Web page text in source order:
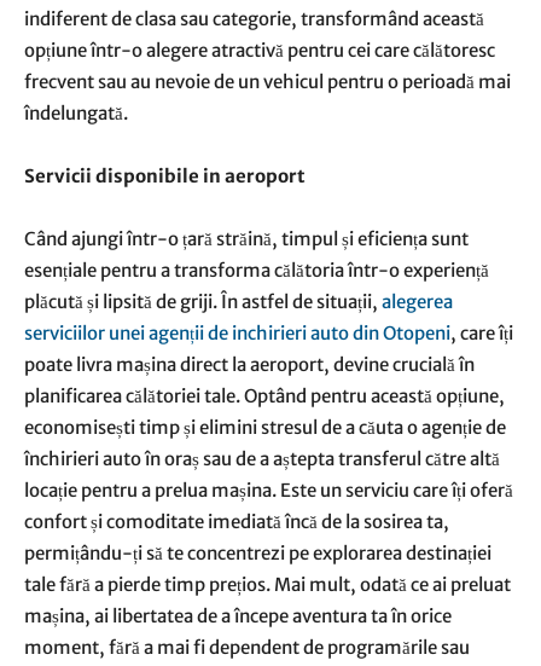
indiferent de clasa sau categorie, transformând această
opțiune într-o alegere atractivă pentru cei care călătoresc
frecvent sau au nevoie de un vehicul pentru o perioadă mai
îndelungată.
Servicii disponibile in aeroport
Când ajungi într-o țară străină, timpul și eficiența sunt
esențiale pentru a transforma călătoria într-o experiență
plăcută și lipsită de griji. În astfel de situații, alegerea
serviciilor unei agenții de inchirieri auto din Otopeni, care îți
poate livra mașina direct la aeroport, devine crucială în
planificarea călătoriei tale. Optând pentru această opțiune,
economisești timp și elimini stresul de a căuta o agenție de
închirieri auto în oraș sau de a aștepta transferul către altă
locație pentru a prelua mașina. Este un serviciu care îți oferă
confort și comoditate imediată încă de la sosirea ta,
permițându-ți să te concentrezi pe explorarea destinației
tale fără a pierde timp prețios. Mai mult, odată ce ai preluat
mașina, ai libertatea de a începe aventura ta în orice
moment, fără a mai fi dependent de programările sau